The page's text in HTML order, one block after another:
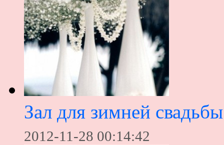
Зал для зимней свадьбы
2012-11-28 00:14:42